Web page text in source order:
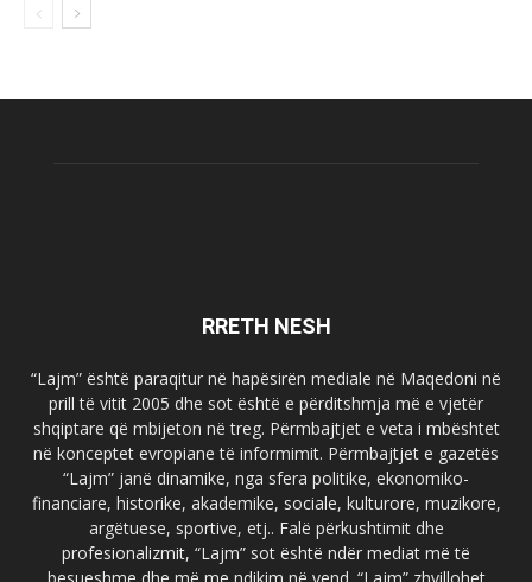
RRETH NESH
“Lajm” është paraqitur në hapësirën mediale në Maqedoni në
prill të vitit 2005 dhe sot është e përditshmja më e vjetër
shqiptare që mbijeton në treg. Përmbajtjet e veta i mbështet
në konceptet evropiane të informimit. Përmbajtjet e gazetës
“Lajm” janë dinamike, nga sfera politike, ekonomiko-
financiare, historike, akademike, sociale, kulturore, muzikore,
argëtuese, sportive, etj.. Falë përkushtimit dhe
profesionalizmit, “Lajm” sot është ndër mediat më të